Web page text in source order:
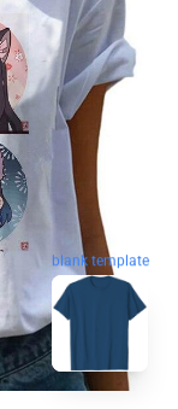
blank template